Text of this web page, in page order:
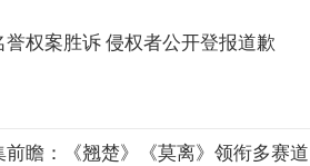
誉权案胜诉 侵权者公开登报道歉
前瞻：《翘楚》《莫离》领衔多赛道